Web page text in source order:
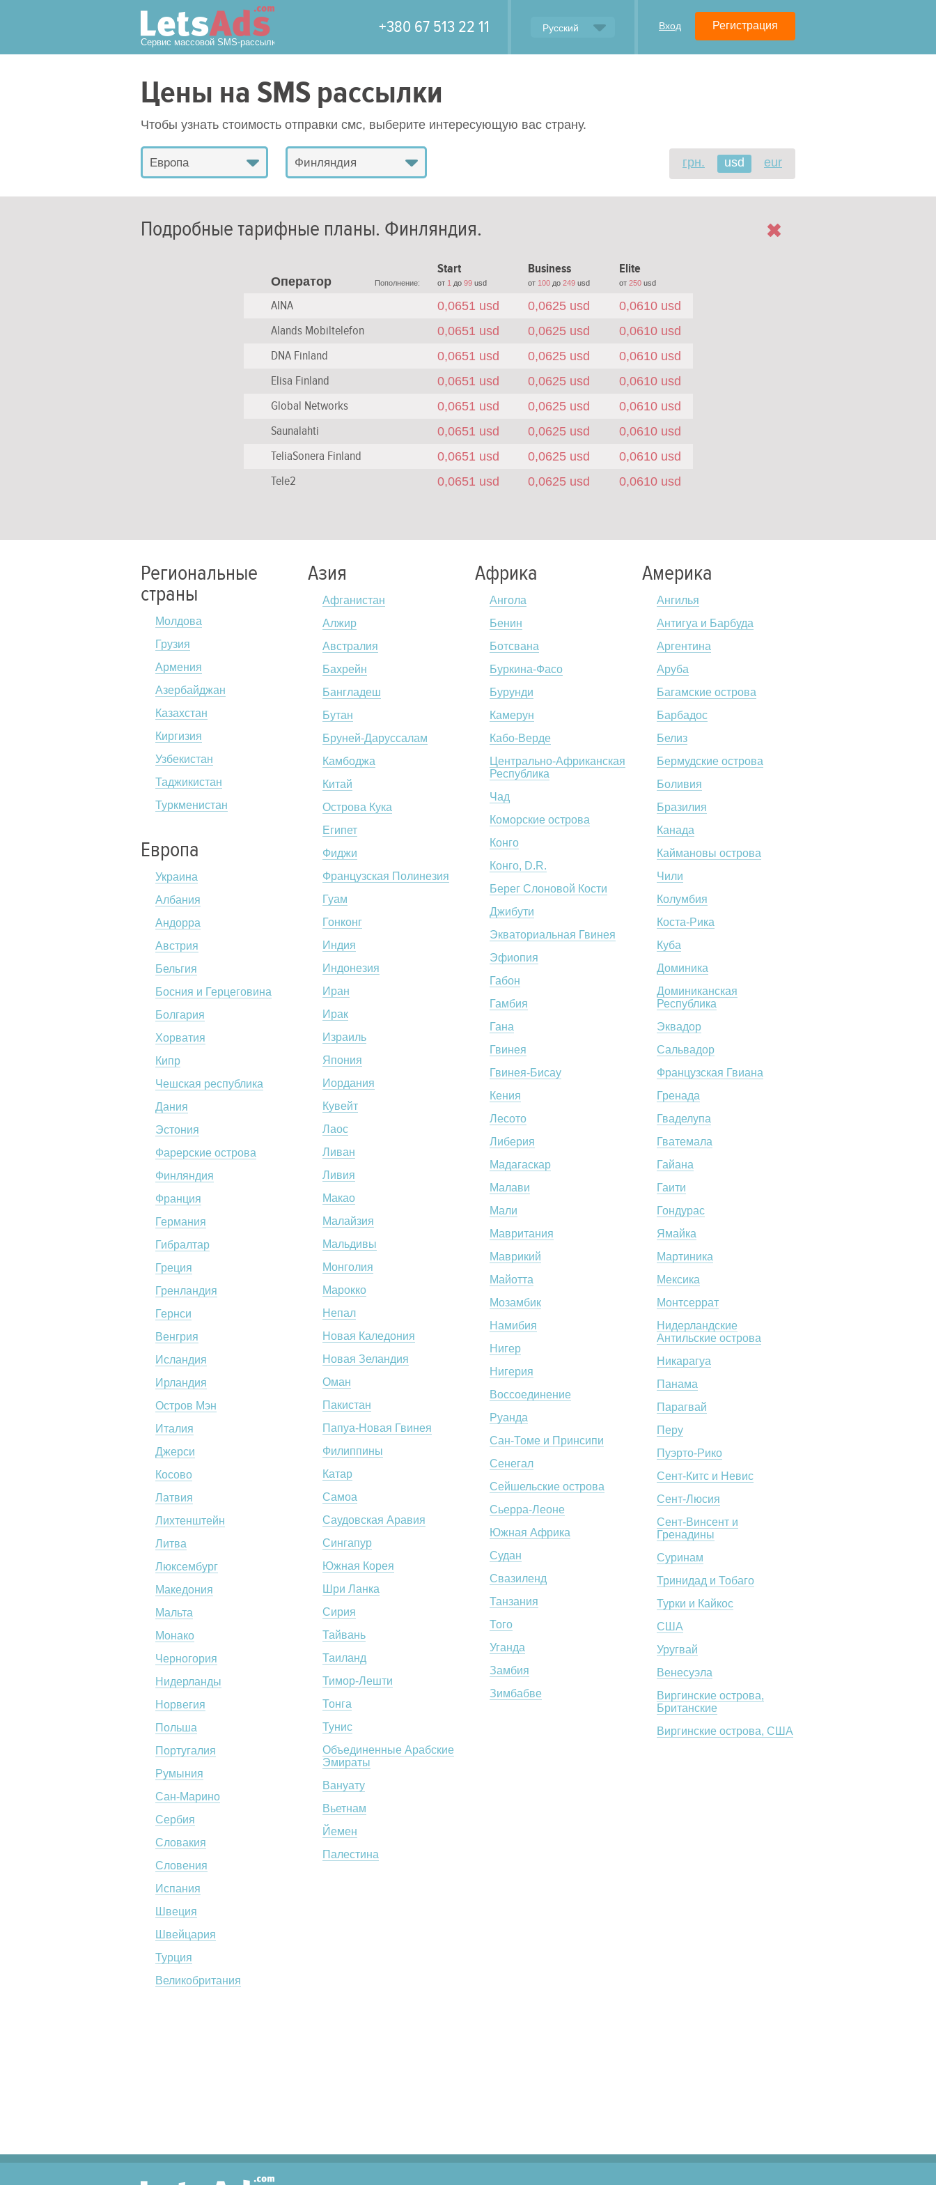
Сервис массовой SMS-рассылки
Регистрация
Вход
Русский
+380 67 513 22 11
Цены на SMS рассылки
Чтобы узнать стоимость отправки смс, выберите интересующую вас страну.
Европа Финляндия грн. usd eur
Подробные тарифные планы. Финляндия.
Оператор Пополнение:
Start
от 1 до 99usd
Business
от 100до 249usd
Elite
от 250usd
AINA 0,0651 usd 0,0625 usd 0,0610 usd
Alands Mobiltelefon 0,0651 usd 0,0625 usd 0,0610 usd
DNA Finland 0,0651 usd 0,0625 usd 0,0610 usd
Elisa Finland 0,0651 usd 0,0625 usd 0,0610 usd
Global Networks 0,0651 usd 0,0625 usd 0,0610 usd
Saunalahti 0,0651 usd 0,0625 usd 0,0610 usd
TeliaSonera Finland 0,0651 usd 0,0625 usd 0,0610 usd
Tele2 0,0651 usd 0,0625 usd 0,0610 usd
Региональные
страны
Молдова
Грузия
Армения
Азербайджан
Казахстан
Киргизия
Узбекистан
Таджикистан
Туркменистан
Европа
Украина
Албания
Андорра
Австрия
Бельгия
Босния и Герцеговина
Болгария
Хорватия
Кипр
Чешская республика
Дания
Эстония
Фарерские острова
Финляндия
Франция
Германия
Гибралтар
Греция
Гренландия
Гернси
Венгрия
Исландия
Ирландия
Остров Мэн
Италия
Джерси
Косово
Латвия
Лихтенштейн
Литва
Люксембург
Македония
Мальта
Монако
Черногория
Нидерланды
Норвегия
Польша
Португалия
Румыния
Сан-Марино
Сербия
Словакия
Словения
Испания
Швеция
Швейцария
Турция
Великобритания
Азия
Афганистан
Алжир
Австралия
Бахрейн
Бангладеш
Бутан
Бруней-Даруссалам
Камбоджа
Китай
Острова Кука
Египет
Фиджи
Французская Полинезия
Гуам
Гонконг
Индия
Индонезия
Иран
Ирак
Израиль
Япония
Иордания
Кувейт
Лаос
Ливан
Ливия
Макао
Малайзия
Мальдивы
Монголия
Марокко
Непал
Новая Каледония
Новая Зеландия
Оман
Пакистан
Папуа-Новая Гвинея
Филиппины
Катар
Самоа
Саудовская Аравия
Сингапур
Южная Корея
Шри Ланка
Сирия
Тайвань
Таиланд
Тимор-Лешти
Тонга
Тунис
Объединенные Арабские
Эмираты
Вануату
Вьетнам
Йемен
Палестина
Африка
Ангола
Бенин
Ботсвана
Буркина-Фасо
Бурунди
Камерун
Кабо-Верде
Центрально-Африканская
Республика
Чад
Коморские острова
Конго
Конго, D.R.
Берег Слоновой Кости
Джибути
Экваториальная Гвинея
Эфиопия
Габон
Гамбия
Гана
Гвинея
Гвинея-Бисау
Кения
Лесото
Либерия
Мадагаскар
Малави
Мали
Мавритания
Маврикий
Майотта
Мозамбик
Намибия
Нигер
Нигерия
Воссоединение
Руанда
Сан-Томе и Принсипи
Сенегал
Сейшельские острова
Сьерра-Леоне
Южная Африка
Судан
Свазиленд
Танзания
Того
Уганда
Замбия
Зимбабве
Америка
Ангилья
Антигуа и Барбуда
Аргентина
Аруба
Багамские острова
Барбадос
Белиз
Бермудские острова
Боливия
Бразилия
Канада
Каймановы острова
Чили
Колумбия
Коста-Рика
Куба
Доминика
Доминиканская
Республика
Эквадор
Сальвадор
Французская Гвиана
Гренада
Гваделупа
Гватемала
Гайана
Гаити
Гондурас
Ямайка
Мартиника
Мексика
Монтсеррат
Нидерландские
Антильские острова
Никарагуа
Панама
Парагвай
Перу
Пуэрто-Рико
Сент-Китс и Невис
Сент-Люсия
Сент-Винсент и
Гренадины
Суринам
Тринидад и Тобаго
Турки и Кайкос
СШA
Уругвай
Венесуэла
Виргинские острова,
Британские
Виргинские острова, США